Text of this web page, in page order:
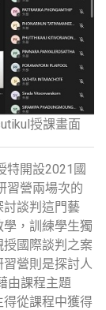
授課畫面
特開設2021國
習營兩場次的
談判這門藝
，訓練學生獨
國際談判之案
營則是探討人
由課程主題
得從課程中獲得